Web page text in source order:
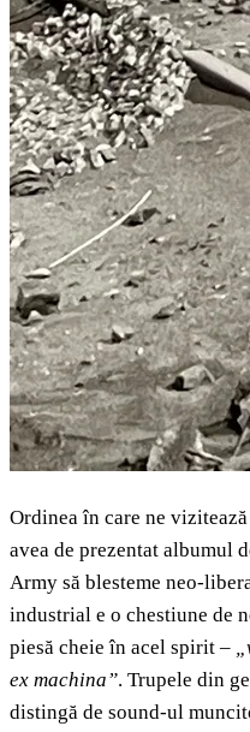
Ordinea în care ne
avea de prezentat albumul
Army să blesteme neo-
industrial e o chestiune de
piesă cheie în acel spirit –
ex machina”. Trupele din
distingă de sound-ul